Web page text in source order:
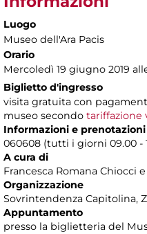
Luogo
Museo dell'Ara Pacis
Orario
Mercoledì 19 giugno 2019
Biglietto d'ingresso
visita gratuita con
museo secondo tariffazione
Informazioni e prenotazioni
060608 (tutti i giorni 09.00 -
A cura di
Francesca Romana Chiocci
Organizzazione
Sovrintendenza Capitolina,
Appuntamento
presso la biglietteria del